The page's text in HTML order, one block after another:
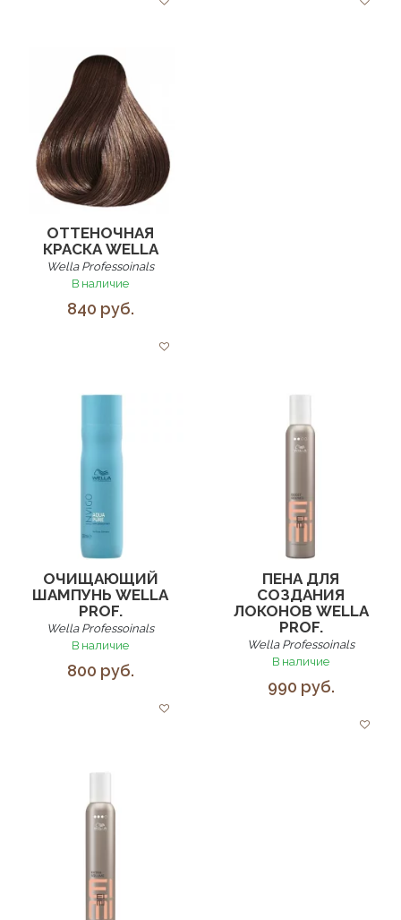
ОТТЕНОЧНАЯ
КРАСКА WELLA
Wella Professoinals
В наличие
840 руб.
ОЧИЩАЮЩИЙ
ШАМПУНЬ WELLA
PROF.
Wella Professoinals
В наличие
800 руб.
ПЕНА ДЛЯ
СОЗДАНИЯ
ЛОКОНОВ WELLA
PROF.
Wella Professoinals
В наличие
990 руб.